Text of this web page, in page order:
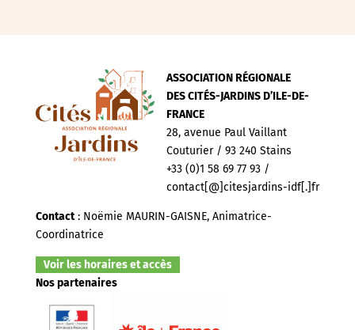
ASSOCIATION RÉGIONALE
DES CITÉS-JARDINS D’ILE-DE-
FRANCE
28, avenue Paul Vaillant
Couturier / 93 240 Stains
+33 (0)1 58 69 77 93 /
contact[@]citesjardins-idf[.]fr
Contact: Noëmie MAURIN-GAISNE, Animatrice-
Coordinatrice
Voir les horaires et accès
Nos partenaires